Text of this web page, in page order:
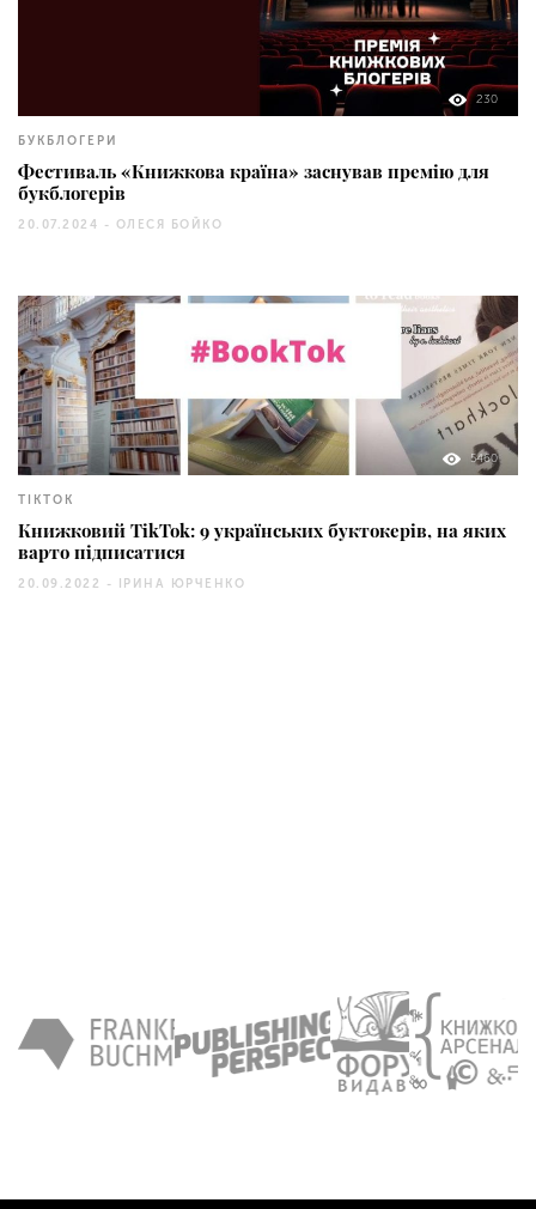
230
БУКБЛОГЕРИ
Фестиваль «Книжкова країна» заснував премію для
букблогерів
20.07.2024 - ОЛЕСЯ БОЙКО
5460
TIKTOK
Книжковий TikTok: 9 українських буктокерів, на яких
варто підписатися
20.09.2022 - ІРИНА ЮРЧЕНКО